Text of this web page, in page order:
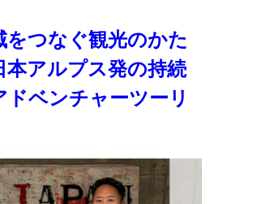
をつなぐ観光のかた
アルプス発の持続
ドベンチャーツーリ